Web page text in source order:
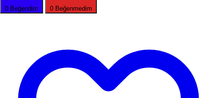
0 Beğendim 0 Beğenmedim